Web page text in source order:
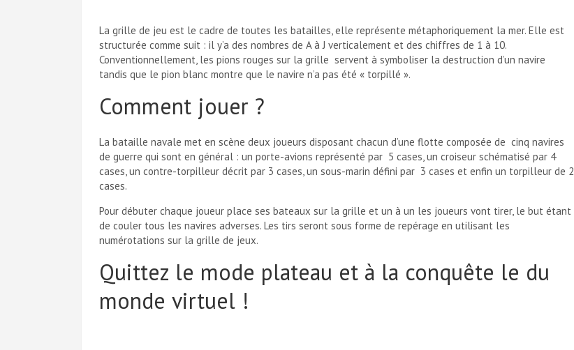
La grille de jeu est le cadre de toutes les batailles, elle représente métaphoriquement la mer. Elle est
structurée comme suit : il y’a des nombres de A à J verticalement et des chiffres de 1 à 10.
Conventionnellement, les pions rouges sur la grille servent à symboliser la destruction d’un navire
tandis que le pion blanc montre que le navire n’a pas été « torpillé ».
Comment jouer ?
La bataille navale met en scène deux joueurs disposant chacun d’une flotte composée de cinq navires
de guerre qui sont en général : un porte-avions représenté par 5 cases, un croiseur schématisé par 4
cases, un contre-torpilleur décrit par 3 cases, un sous-marin défini par 3 cases et enfin un torpilleur de 2
cases.
Pour débuter chaque joueur place ses bateaux sur la grille et un à un les joueurs vont tirer, le but étant
de couler tous les navires adverses. Les tirs seront sous forme de repérage en utilisant les
numérotations sur la grille de jeux.
Quittez le mode plateau et à la conquête le du
monde virtuel !